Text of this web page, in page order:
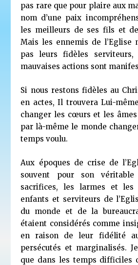
pas rare que pour plaire aux
nom d’une paix
les meilleurs de ses fils et
Mais les ennemis de l’Eglise
pas leurs fidèles
mauvaises actions sont
Si nous restons fidèles au
en actes, Il trouvera Lui-
changer les cœurs et les
par là-même le monde
temps voulu.
Aux époques de crise de
souvent pour son véritable
sacrifices, les larmes et les
enfants et serviteurs de
du monde et de la
étaient considérés comme
en raison de leur fidélité
persécutés et marginalisés.
que dans les temps difficiles